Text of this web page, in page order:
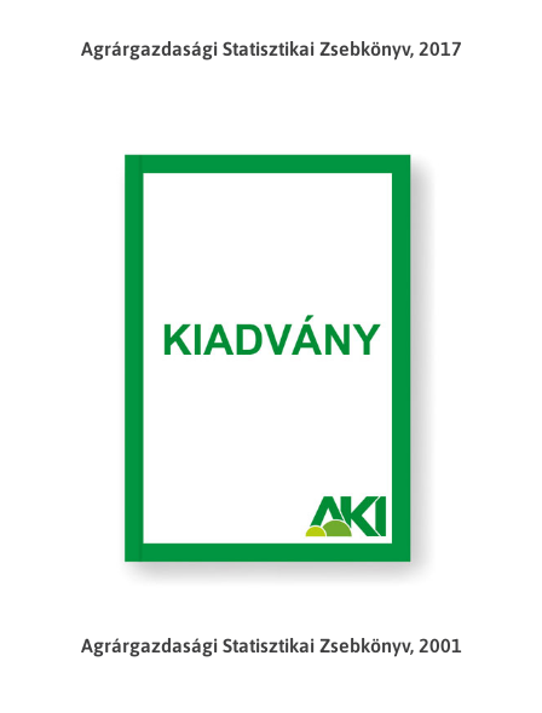
Agrárgazdasági Statisztikai Zsebkönyv, 2017
Agrárgazdasági Statisztikai Zsebkönyv, 2001